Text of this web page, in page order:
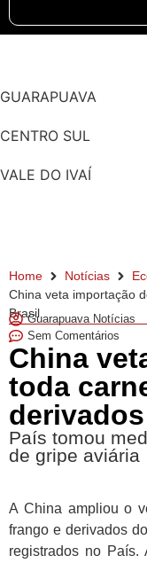
GUARAPUAVA
CENTRO SUL
VALE DO IVAÍ
Home Notícias
China veta importação
BrasilGuarapuava Notícias
Sem Comentários
China
toda
País tomou
de gripe aviária
A China ampliou o
frango e derivados
registrados no País.